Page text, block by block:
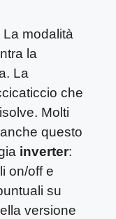
modalità
la
La
che
Molti
questo
inverter:
on/off e
su
versione